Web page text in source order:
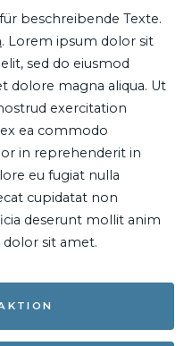
beschreibende Texte.
. Lorem ipsum dolor sit
sed do eiusmod
dolore magna aliqua. Ut
exercitation
ea commodo
in reprehenderit in
eu fugiat nulla
cupidatat non
deserunt mollit anim
sit amet.